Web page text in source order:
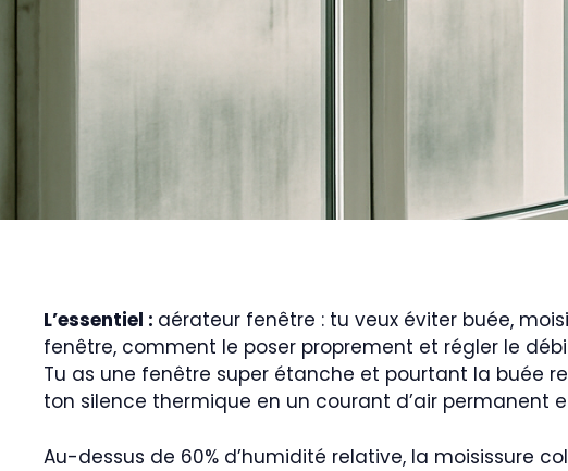
L’essentiel : aérateur fenêtre : tu veux éviter buée,
fenêtre, comment le poser proprement et régler le
Tu as une fenêtre super étanche et pourtant la buée
ton silence thermique en un courant d’air permanent
Au-dessus de 60% d’humidité relative, la moisissure